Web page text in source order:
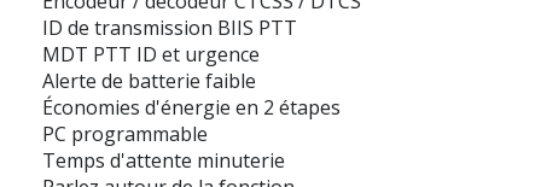
ID de transmission BIIS PTT
MDT PTT ID et urgence
Alerte de batterie faible
Économies d'énergie en 2 étapes
PC programmable
Temps d'attente minuterie